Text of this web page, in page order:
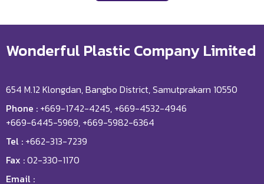
Wonderful Plastic Company Limited
654 M.12 Klongdan, Bangbo District, Samutprakarn 10550
Phone : +669-1742-4245, +669-4532-4946
+669-6445-5969, +669-5982-6364
Tel : +662-313-7239
Fax :02-330-1170
Email :